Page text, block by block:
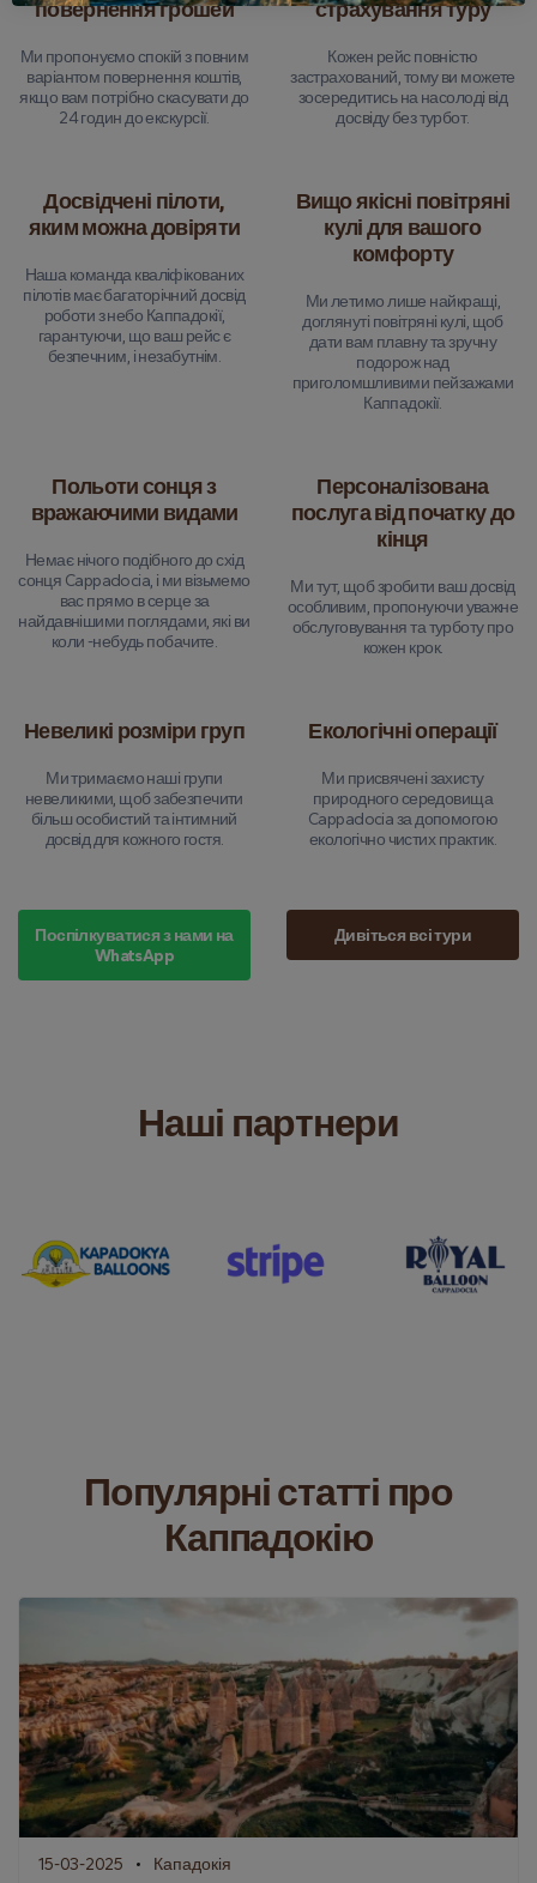
повернення грошей
Ми пропонуємо спокій з повним
варіантом повернення коштів,
якщо вам потрібно скасувати до
24 годин до екскурсії.
страхування туру
Кожен рейс повністю
застрахований, тому ви можете
зосередитись на насолоді від
досвіду без турбот.
Досвідчені пілоти,
яким можна довіряти
Наша команда кваліфікованих
пілотів має багаторічний досвід
роботи з небо Каппадокії,
гарантуючи, що ваш рейс є
безпечним, і незабутнім.
Вищо якісні повітряні
кулі для вашого
комфорту
Ми летимо лише найкращі,
доглянуті повітряні кулі, щоб
дати вам плавну та зручну
подорож над
приголомшливими пейзажами
Каппадокії.
Польоти сонця з
вражаючими видами
Немає нічого подібного до схід
сонця Cappadocia, і ми візьмемо
вас прямо в серце за
найдавнішими поглядами, які ви
коли -небудь побачите.
Персоналізована
послуга від початку до
кінця
Ми тут, щоб зробити ваш досвід
особливим, пропонуючи уважне
обслуговування та турботу про
кожен крок.
Невеликі розміри груп
Ми тримаємо наші групи
невеликими, щоб забезпечити
більш особистий та інтимний
досвід для кожного гостя.
Екологічні операції
Ми присвячені захисту
природного середовища
Cappadocia за допомогою
екологічно чистих практик.
Поспілкуватися з нами на
WhatsApp
Дивіться всі тури
Наші партнери
Популярні статті про
Каппадокію
15-03-2025 Кападокія